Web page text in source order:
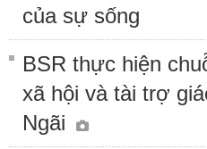
của sự sống
BSR thực hiện
xã hội và tài trợ
Ngãi